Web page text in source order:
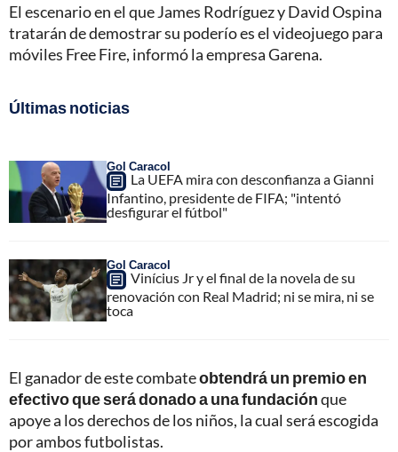
El escenario en el que James Rodríguez y David Ospina
tratarán de demostrar su poderío es el videojuego para
móviles Free Fire, informó la empresa Garena.
Últimas noticias
Gol Caracol
La UEFA mira con desconfianza a Gianni
Infantino, presidente de FIFA; "intentó
desfigurar el fútbol"
Gol Caracol
Vinícius Jr y el final de la novela de su
renovación con Real Madrid; ni se mira, ni se
toca
El ganador de este combateobtendrá un premio en
efectivo que será donado a una fundaciónque
apoye a los derechos de los niños, la cual será escogida
por ambos futbolistas.